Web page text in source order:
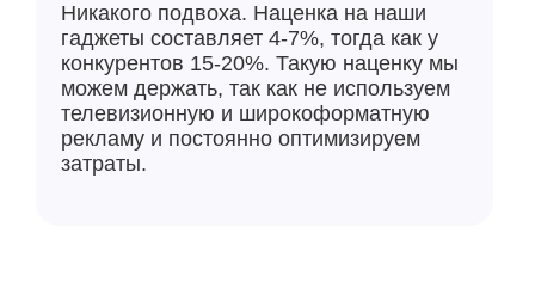
Никакого подвоха. Наценка на наши
гаджеты составляет 4-7%, тогда как у
конкурентов 15-20%. Такую наценку мы
можем держать, так как не используем
телевизионную и широкоформатную
рекламу и постоянно оптимизируем
затраты.